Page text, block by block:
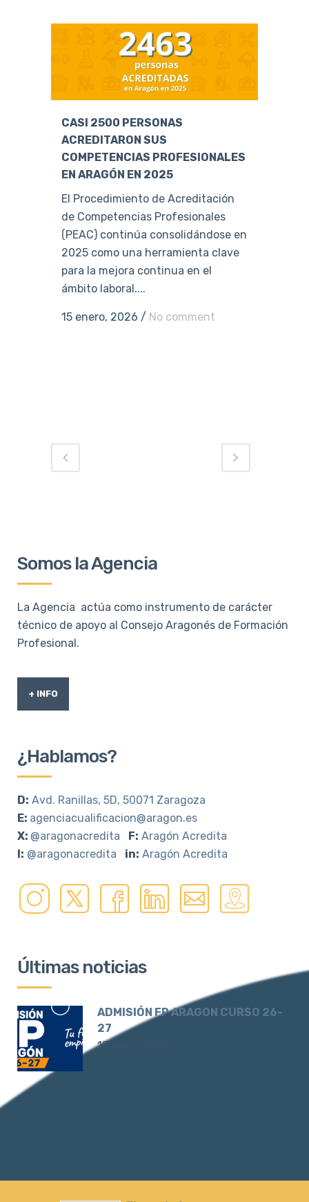
CASI 2500 PERSONAS
ACREDITARON SUS
COMPETENCIAS PROFESIONALES
EN ARAGÓN EN 2025
El Procedimiento de Acreditación
de Competencias Profesionales
(PEAC) continúa consolidándose en
2025 como una herramienta clave
para la mejora continua en el
ámbito laboral....
15 enero, 2026 / No comment
Somos la Agencia
La Agencia actúa como instrumento de carácter
técnico de apoyo al Consejo Aragonés de Formación
Profesional.
+ INFO
¿Hablamos?
D: Avd. Ranillas, 5D, 50071 Zaragoza
E: agenciacualificacion@aragon.es
X: @aragonacredita F: Aragón Acredita
I: @aragonacredita in: Aragón Acredita
Últimas noticias
ADMISIÓN FP ARAGON CURSO 26-
27
15 junio, 2026